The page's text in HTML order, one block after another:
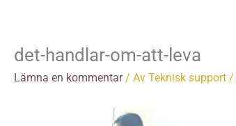
innehåll
det-handlar-om-att-leva
Lämna en kommentar / Av Teknisk support /